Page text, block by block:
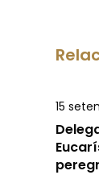
15